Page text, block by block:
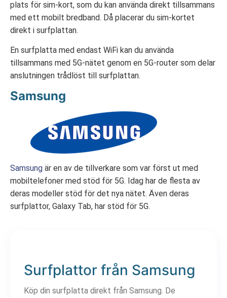
plats för sim-kort, som du kan använda direkt tillsammans
med ett mobilt bredband. Då placerar du sim-kortet
direkt i surfplattan.
En surfplatta med endast WiFi kan du använda
tillsammans med 5G-nätet genom en 5G-router som delar
anslutningen trådlöst till surfplattan.
Samsung
Samsung är en av de tillverkare som var först ut med
mobiltelefoner med stöd för 5G. Idag har de flesta av
deras modeller stöd för det nya nätet. Även deras
surfplattor, Galaxy Tab, har stöd för 5G.
Surfplattor från Samsung
Köp din surfplatta direkt från Samsung. De